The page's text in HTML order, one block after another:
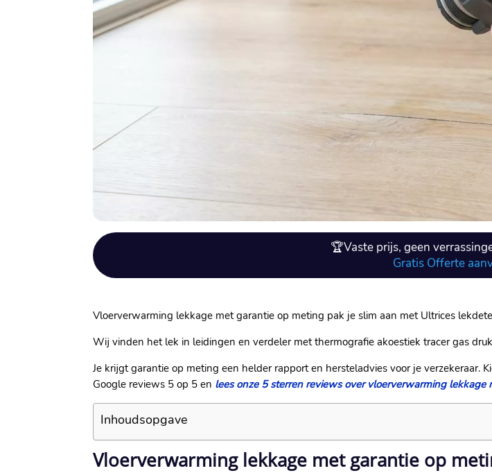
🏆Vaste prijs, geen
Gratis Offerte
Vloerverwarming lekkage met garantie op meting pak je slim aan met Ultrices
Wij vinden het lek in leidingen en verdeler met thermografie akoestiek tracer gas
Je krijgt garantie op meting een helder rapport en hersteladvies voor je
Google reviews 5 op 5 en lees onze 5 sterren reviews over vloerverwarming lekkage
Inhoudsopgave
Vloerverwarming lekkage met garantie op